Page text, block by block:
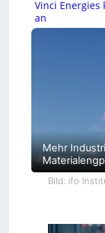
Vinci
an
Mehr
Bild: ifo